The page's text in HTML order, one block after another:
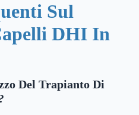
Sul
DHI In
Del Trapianto Di